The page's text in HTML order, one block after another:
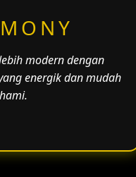
modern dengan
energik dan mudah